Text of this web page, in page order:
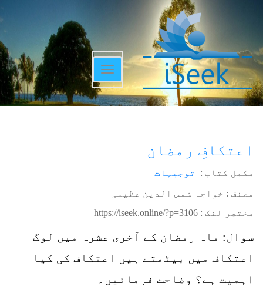
Toggle
navigation
اعتکافِ رمضان
مکمل کتاب : توجیہات
مصنف : خواجہ شمس الدین عظیمی
مختصر لنک : https://iseek.online/?p=3106
سوال: ماہ رمضان کے آخری عشرہ میں لوگ
اعتکاف میں بیٹھتے ہیں اعتکاف کی کیا
اہمیت ہے؟ وضاحت فرمائیں۔